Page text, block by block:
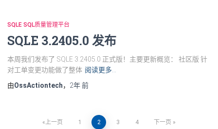
SQLE SQL质量管理平台
SQLE 3.2405.0 发布
本周我们发布了 SQLE 3.2405.0 正式版！主要更新概览： 社区版 针
对工单变更功能做了整体 阅读更多…
由OssActiontech， 2年前
上一页 1 2 3 4 下一页